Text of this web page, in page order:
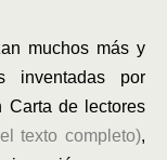
muchos más y
inventadas por
Carta de lectores
texto completo),